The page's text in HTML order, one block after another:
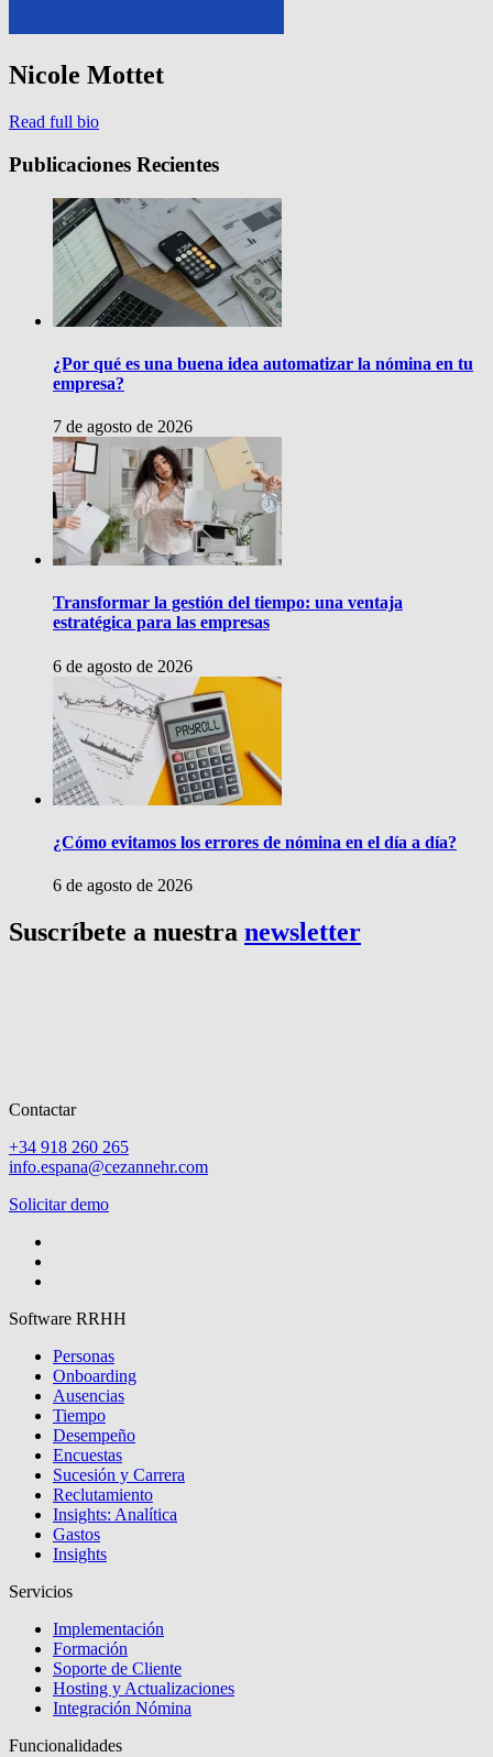
Nicole Mottet
Read full bio
Publicaciones Recientes
¿Por qué es una buena idea automatizar la nómina en tu
empresa?
7 de agosto de 2026
Transformar la gestión del tiempo: una ventaja
estratégica para las empresas
6 de agosto de 2026
¿Cómo evitamos los errores de nómina en el día a día?
6 de agosto de 2026
Suscríbete a nuestra newsletter
Contactar
+34 918 260 265
info.espana@cezannehr.com
Solicitar demo
Software RRHH
Personas
Onboarding
Ausencias
Tiempo
Desempeño
Encuestas
Sucesión y Carrera
Reclutamiento
Insights: Analítica
Gastos
Insights
Servicios
Implementación
Formación
Soporte de Cliente
Hosting y Actualizaciones
Integración Nómina
Funcionalidades